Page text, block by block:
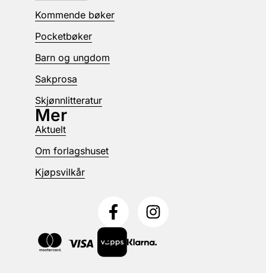
Kommende bøker
Pocketbøker
Barn og ungdom
Sakprosa
Skjønnlitteratur
Mer
Aktuelt
Om forlagshuset
Kjøpsvilkår